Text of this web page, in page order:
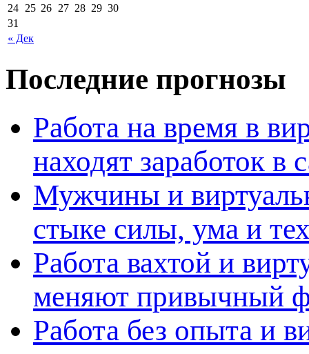
« Дек
24 25 26 27 28 29 30
31
Последние прогнозы
Работа на время в
находят заработок
Мужчины и
стыке силы, ума и
Работа вахтой и
меняют привычный
Работа без опыта и